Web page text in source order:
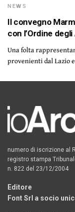
NEWS
Il convegno
con l’Ordine
Una folta
provenienti dal Lazio
numero di iscrizione al
registro stampa
n. 822 del 23/12/2004
Editore
Font Srl a socio